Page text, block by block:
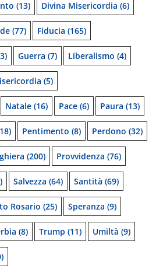
(13) Divina Misericordia (6)
(77) Fiducia (165)
Guerra (7) Liberalismo (4)
(5)
Natale (16) Pace (6) Paura (13)
Pentimento (8) Perdono (32)
(200) Provvidenza (76)
Salvezza (64) Santità (69)
Rosario (25) Speranza (9)
(8) Trump (11) Umiltà (9)